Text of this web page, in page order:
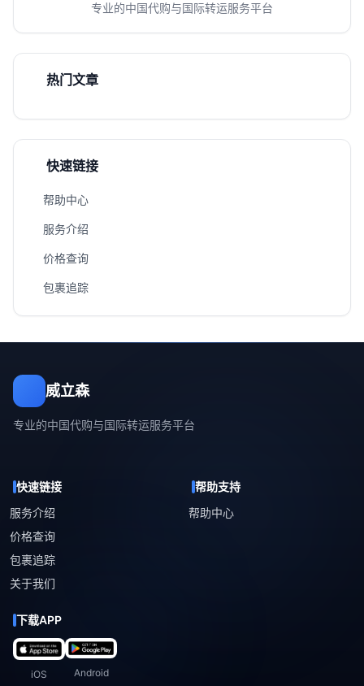
专业的中国代购与国际转运服务平台
热门文章
快速链接
帮助中心
服务介绍
价格查询
包裹追踪
威立森
专业的中国代购与国际转运服务平台
快速链接
服务介绍
价格查询
包裹追踪
关于我们
帮助支持
帮助中心
下载APP
iOS Android